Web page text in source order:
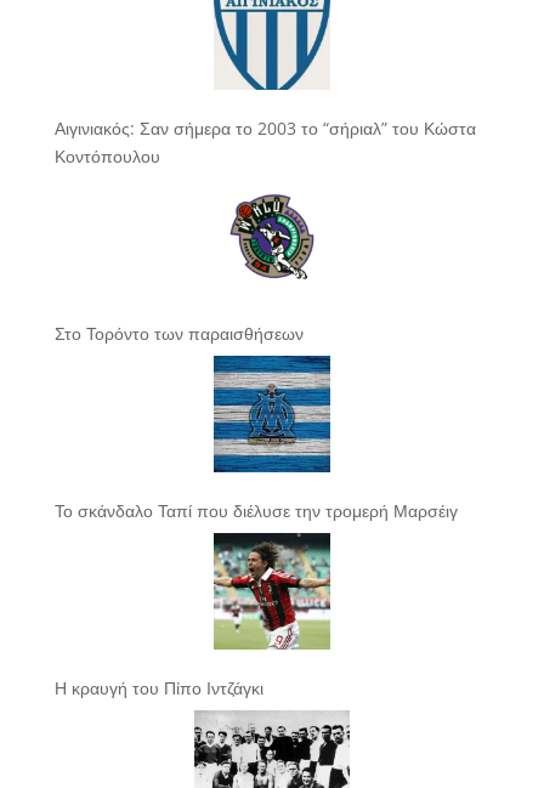
Αιγινιακός: Σαν σήμερα το 2003 το “σήριαλ” του Κώστα
Κοντόπουλου
Στο Τορόντο των παραισθήσεων
Το σκάνδαλο Ταπί που διέλυσε την τρομερή Μαρσέιγ
Η κραυγή του Πίπο Ιντζάγκι